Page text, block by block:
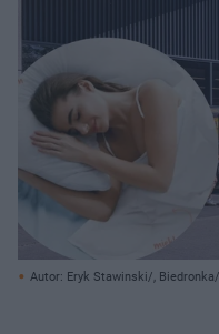
Autor: Eryk Stawinski/,